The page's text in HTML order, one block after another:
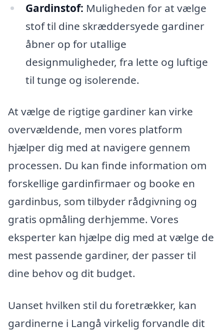
Gardinstof: Muligheden for at vælge
stof til dine skræddersyede gardiner
åbner op for utallige
designmuligheder, fra lette og luftige
til tunge og isolerende.
At vælge de rigtige gardiner kan virke
overvældende, men vores platform
hjælper dig med at navigere gennem
processen. Du kan finde information om
forskellige gardinfirmaer og booke en
gardinbus, som tilbyder rådgivning og
gratis opmåling derhjemme. Vores
eksperter kan hjælpe dig med at vælge de
mest passende gardiner, der passer til
dine behov og dit budget.
Uanset hvilken stil du foretrækker, kan
gardinerne i Langå virkelig forvandle dit